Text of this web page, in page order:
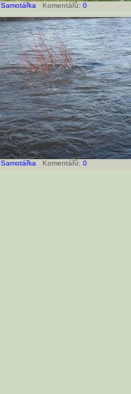
Samotářka Komentářů: 0
Samotářka Komentářů: 0